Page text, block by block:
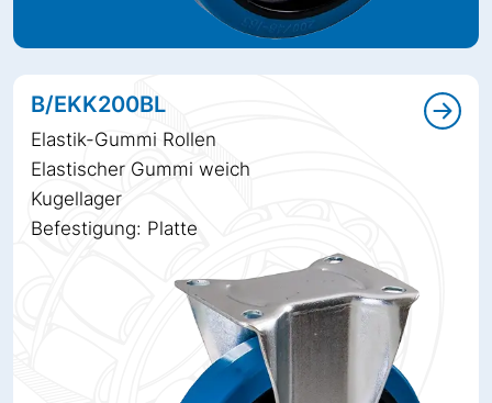
B/EKK200BL
Elastik-Gummi Rollen
Elastischer Gummi weich
Kugellager
Befestigung: Platte